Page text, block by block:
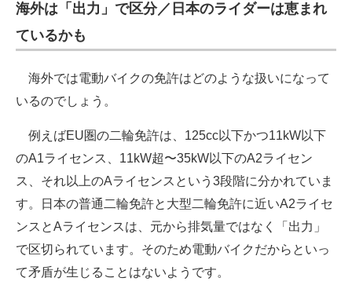
海外は「出力」で区分／日本のライダーは恵まれ
ているかも
海外では電動バイクの免許はどのような扱いになって
いるのでしょう。
例えばEU圏の二輪免許は、125cc以下かつ11kW以下
のA1ライセンス、11kW超〜35kW以下のA2ライセン
ス、それ以上のAライセンスという3段階に分かれていま
す。日本の普通二輪免許と大型二輪免許に近いA2ライセ
ンスとAライセンスは、元から排気量ではなく「出力」
で区切られています。そのため電動バイクだからといっ
て矛盾が生じることはないようです。